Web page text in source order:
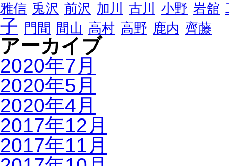
雅信 兎沢 前沢 加川 古川 小野 岩舘
子 門間 間山 高村 高野 鹿内 齊藤
アーカイブ
2020年7月
2020年5月
2020年4月
2017年12月
2017年11月